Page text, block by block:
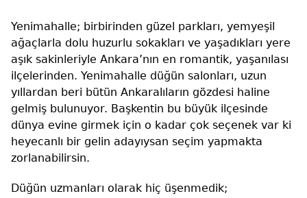
Yenimahalle; birbirinden güzel parkları, yemyeşil
ağaçlarla dolu huzurlu sokakları ve yaşadıkları yere
aşık sakinleriyle Ankara’nın en romantik, yaşanılası
ilçelerinden. Yenimahalle düğün salonları, uzun
yıllardan beri bütün Ankaralıların gözdesi haline
gelmiş bulunuyor. Başkentin bu büyük ilçesinde
dünya evine girmek için o kadar çok seçenek var ki
heyecanlı bir gelin adayıysan seçim yapmakta
zorlanabilirsin.
Düğün uzmanları olarak hiç üşenmedik;